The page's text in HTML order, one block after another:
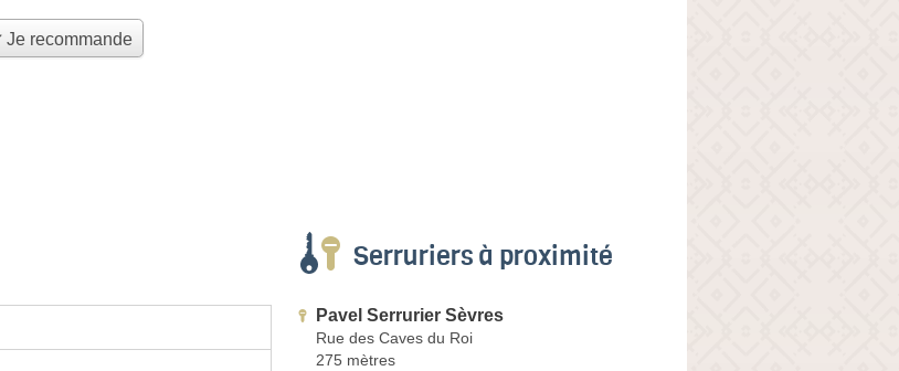
Je recommande
Serruriers à proximité
Pavel Serrurier Sèvres
Rue des Caves du Roi
275 mètres